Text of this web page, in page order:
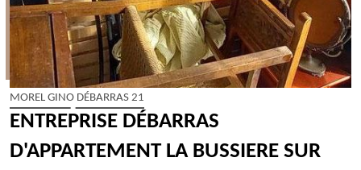
MOREL GINO DÉBARRAS 21
ENTREPRISE DÉBARRAS
D'APPARTEMENT LA BUSSIERE SUR